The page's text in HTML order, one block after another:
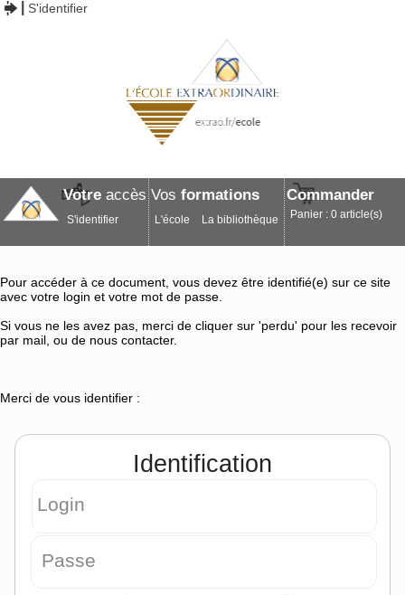
S'identifier
Votreaccès
S'identifier
Vos formations
L'école La bibliothèque
Commander
Panier : 0 article(s)
Pour accéder à ce document, vous devez être identifié(e) sur ce site
avec votre login et votre mot de passe.
Si vous ne les avez pas, merci de cliquer sur 'perdu' pour les recevoir
par mail, ou de nous contacter.
Merci de vous identifier :
Identification
Login
Passe